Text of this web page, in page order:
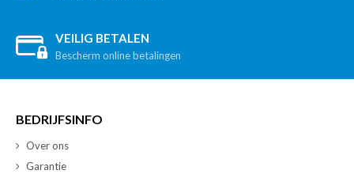
VEILIG BETALEN
Bescherm online betalingen
BEDRIJFSINFO
Over ons
Garantie